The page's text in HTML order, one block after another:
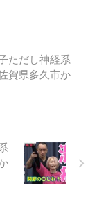
ただし神経系
賀県多久市か